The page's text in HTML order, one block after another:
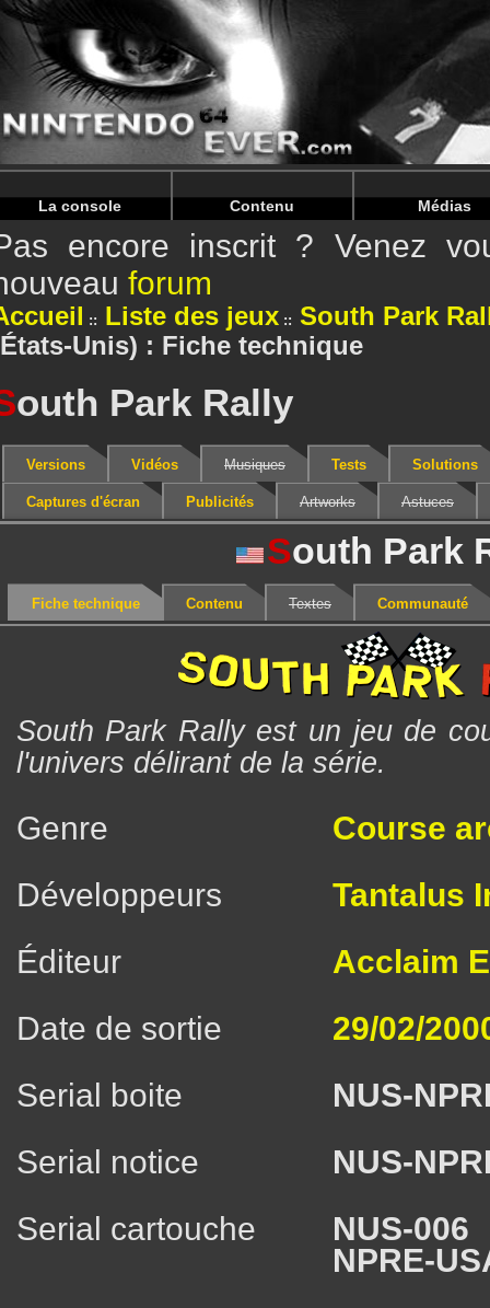
Warning: Undefined array key "HTTP_REFERER" in /
Warning: Undefined array key "HTTP_REFERER" in /
La console Contenu Médias
encore inscrit ? Venez
forum
Liste des jeux
South Park
Unis) : Fiche technique
outh Park Rally
Versions Vidéos Musiques Tests Solutions
Captures d'écran Publicités Artworks Astuces
South Park
Fiche technique Contenu Textes Communauté
South Park Rally est un jeu de
l'univers délirant de la série.
Genre
Course
Développeurs
Tantalus
Éditeur
Acclaim
Date de sortie
29/02/
Serial boite
NUS-
Serial notice
NUS-
Serial cartouche
NUS-
NPRE-